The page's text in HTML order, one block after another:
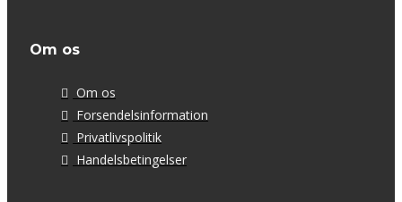
Om os
Om os
Forsendelsinformation
Privatlivspolitik
Handelsbetingelser